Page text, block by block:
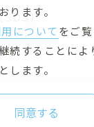
SDS）
ります。
についてをご覧
続することによ
します。
同意する